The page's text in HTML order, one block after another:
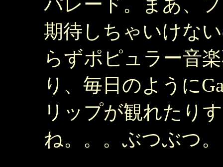
期待しちゃいけな
らずポピュラー音
り、毎日のように
リップが観れたり
ね。。。ぶつぶつ。